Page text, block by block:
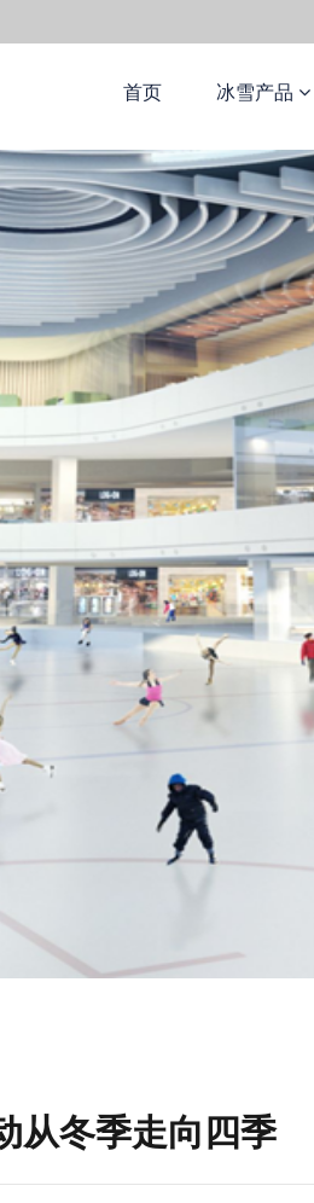
首页 冰雪产品
从冬季走向四季